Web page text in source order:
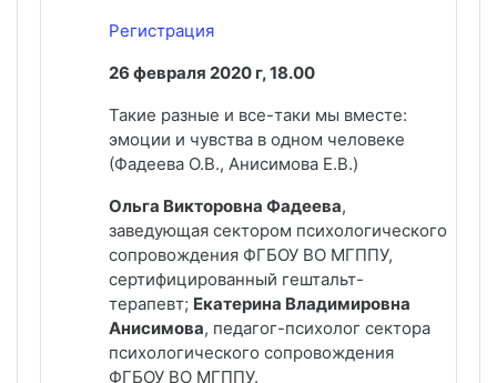
Регистрация
26 февраля 2020 г, 18.00
Такие разные и все-таки мы вместе:
эмоции и чувства в одном человеке
(Фадеева О.В., Анисимова Е.В.)
Ольга Викторовна Фадеева,
заведующая сектором психологического
сопровождения ФГБОУ ВО МГППУ,
сертифицированный гештальт-
терапевт; Екатерина Владимировна
Анисимова, педагог-психолог сектора
психологического сопровождения
ФГБОУ ВО МГППУ.